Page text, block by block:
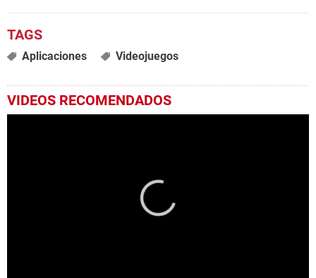
Aplicaciones Videojuegos
VIDEOS RECOMENDADOS